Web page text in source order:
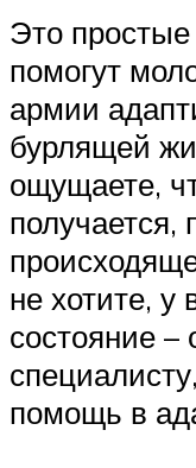
Это
помогут
армии
бурлящей
ощущаете,
получается,
не хотите, у
состояние –
помощь в